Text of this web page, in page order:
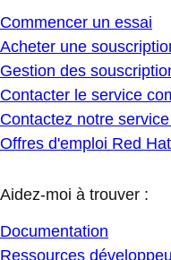
Commencer un essai
Acheter une
Gestion des
Contacter le service
Contactez notre
Offres d'emploi Red Hat
Aidez-moi à trouver :
Documentation
Ressources